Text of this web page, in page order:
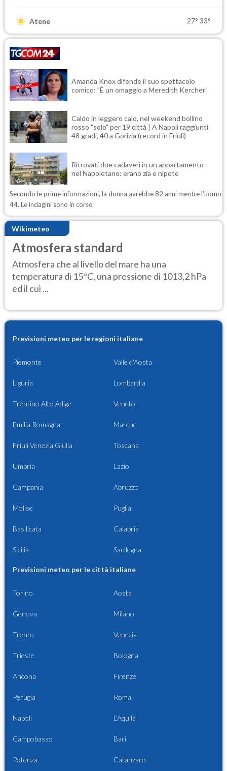
Atene 27° 33°
Amanda Knox difende il suo spettacolo
comico: "È un omaggio a Meredith Kercher"
Caldo in leggero calo, nel weekend bollino
rosso "solo" per 19 città | A Napoli raggiunti
48 gradi, 40 a Gorizia (record in Friuli)
Ritrovati due cadaveri in un appartamento
nel Napoletano: erano zia e nipote
Secondo le prime informazioni, la donna avrebbe 82 anni mentre l'uomo
44. Le indagini sono in corso
Wikimeteo
Atmosfera standard
Atmosfera che al livello del mare ha una
temperatura di 15°C, una pressione di 1013,2 hPa
ed il cui ...
Previsioni meteo per le regioni italiane
Piemonte Valle d'Aosta
Liguria Lombardia
Trentino Alto Adige Veneto
Emilia Romagna Marche
Friuli Venezia Giulia Toscana
Umbria Lazio
Campania Abruzzo
Molise Puglia
Basilicata Calabria
Sicilia Sardegna
Previsioni meteo per le città italiane
Torino Aosta
Genova Milano
Trento Venezia
Trieste Bologna
Ancona Firenze
Perugia Roma
Napoli L'Aquila
Campobasso Bari
Potenza Catanzaro